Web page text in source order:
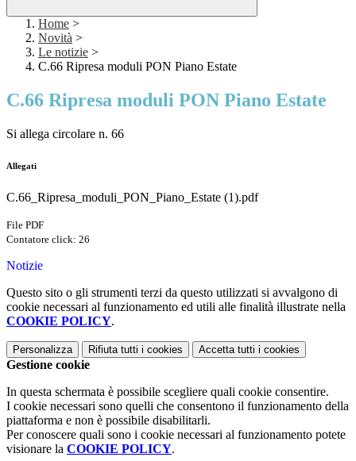
Home >
Novità >
Le notizie >
C.66 Ripresa moduli PON Piano Estate
C.66 Ripresa moduli PON Piano Estate
Si allega circolare n. 66
Allegati
C.66_Ripresa_moduli_PON_Piano_Estate (1).pdf
File PDF
Contatore click: 26
Notizie
Questo sito o gli strumenti terzi da questo utilizzati si avvalgono di
cookie necessari al funzionamento ed utili alle finalità illustrate nella
COOKIE POLICY.
Personalizza Rifiuta tutti i cookies Accetta tutti i cookies
Gestione cookie
In questa schermata è possibile scegliere quali cookie consentire.
I cookie necessari sono quelli che consentono il funzionamento della
piattaforma e non è possibile disabilitarli.
Per conoscere quali sono i cookie necessari al funzionamento potete
visionare la COOKIE POLICY.